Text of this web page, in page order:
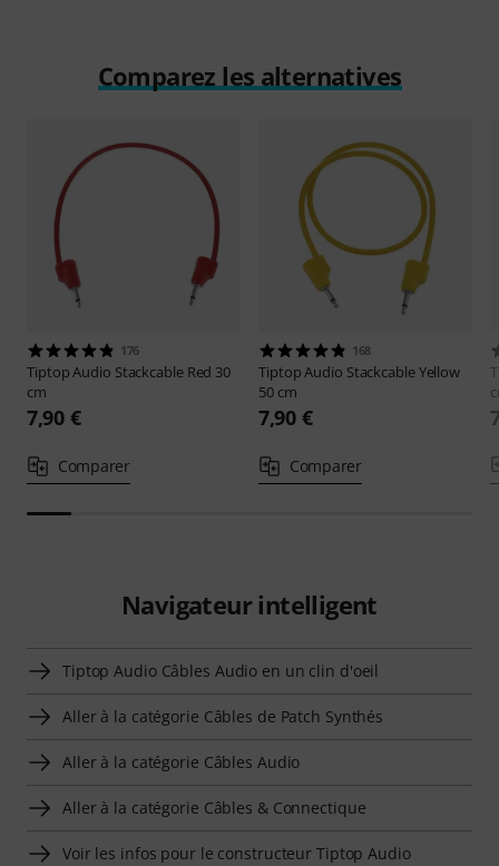
Comparez les alternatives
176
Tiptop Audio Stackcable Red 30
cm
7,90 €
Comparer
168
Tiptop Audio Stackcable Yellow
50 cm
7,90 €
Comparer
Navigateur intelligent
Tiptop Audio Câbles Audio en un clin d'oeil
Aller à la catégorie Câbles de Patch Synthés
Aller à la catégorie Câbles Audio
Aller à la catégorie Câbles & Connectique
Voir les infos pour le constructeur Tiptop Audio